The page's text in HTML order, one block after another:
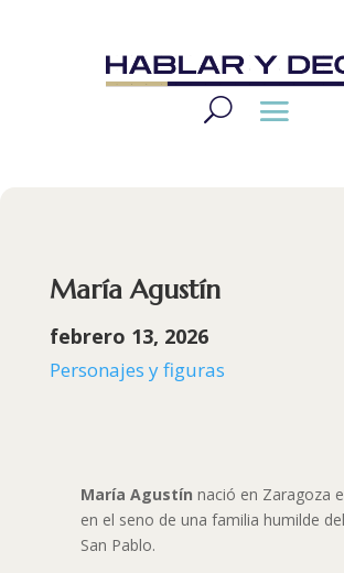
María Agustín
febrero 13, 2026
Personajes y figuras
María Agustín nació en Zaragoza
en el seno de una familia humilde
San Pablo.